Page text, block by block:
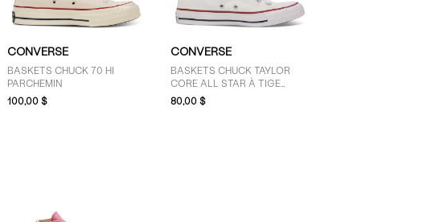
CONVERSE
BASKETS CHUCK 70 HI
PARCHEMIN
100,00 $
CONVERSE
BASKETS CHUCK TAYLOR
CORE ALL STAR À TIGE
MONTANTE BLANCHES POUR
FEMMES
80,00 $